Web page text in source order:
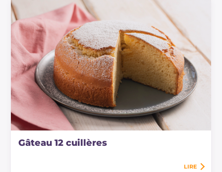
Gâteau 12 cuillères
LIRE